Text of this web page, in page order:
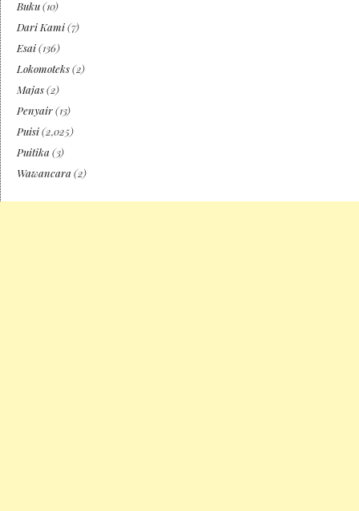
Buku(10)
Dari Kami(7)
Esai(136)
Lokomoteks(2)
Majas(2)
Penyair(13)
Puisi(2,025)
Puitika (3)
Wawancara (2)